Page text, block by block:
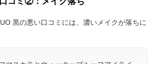
黒の悪い口コミには、濃いメイクが落ちに